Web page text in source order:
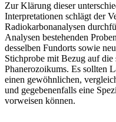
Zur Klärung dieser
Interpretationen schlägt der
Radiokarbonanalysen
Analysen bestehenden
desselben Fundorts sowie
Stichprobe mit Bezug auf die
Phanerozoikums. Es sollten
einen gewöhnlichen,
und gegebenenfalls eine
vorweisen können.